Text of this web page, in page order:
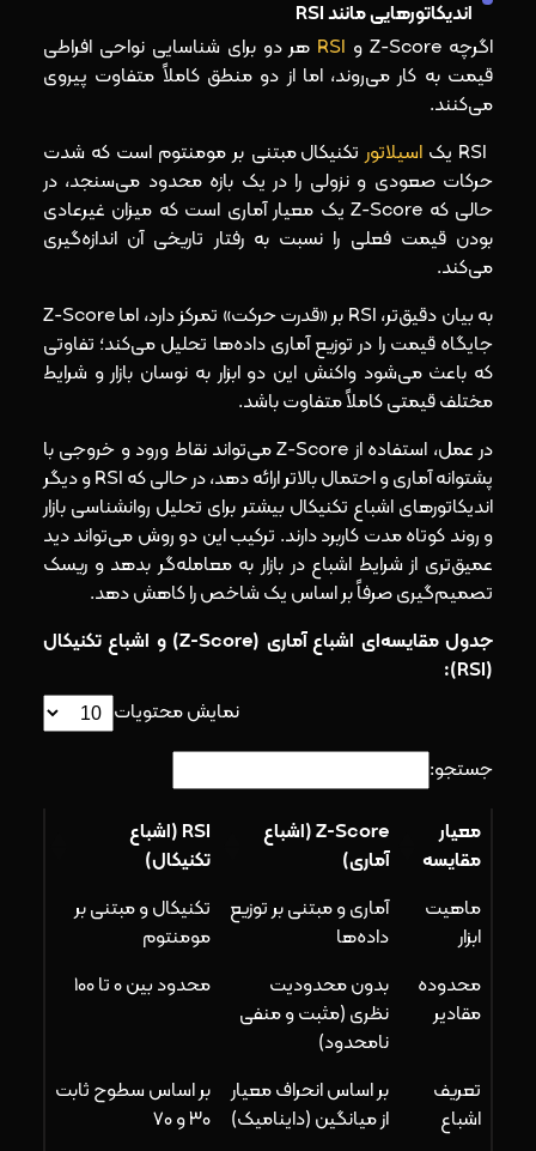
اندیکاتورهایی مانند RSI
اگرچه Z-Score و
RSI هر دو برای شناسایی نواحی افراطی
قیمت به کار می‌روند، اما از دو منطق کاملاً متفاوت پیروی
می‌کنند.
اسیلاتور تکنیکال مبتنی بر مومنتوم است که شدت
حرکات صعودی و نزولی را در یک بازه محدود می‌سنجد، در
حالی که Z-Score یک معیار آماری است که میزان غیرعادی
بودن قیمت فعلی را نسبت به رفتار تاریخی آن اندازه‌گیری
می‌کند.
به بیان دقیق‌تر، RSI بر «قدرت حرکت» تمرکز دارد، اما Z-Score
جایگاه قیمت را در توزیع آماری داده‌ها تحلیل می‌کند؛ تفاوتی
که باعث می‌شود واکنش این دو ابزار به نوسان بازار و شرایط
مختلف قیمتی کاملاً متفاوت باشد.
در عمل، استفاده از Z-Score می‌تواند نقاط ورود و خروجی با
پشتوانه آماری و احتمال بالاتر ارائه دهد، در حالی که RSI و دیگر
اندیکاتورهای اشباع تکنیکال بیشتر برای تحلیل روانشناسی بازار
و روند کوتاه‌ مدت کاربرد دارند. ترکیب این دو روش می‌تواند دید
عمیق‌تری از شرایط اشباع در بازار به معامله‌گر بدهد و ریسک
تصمیم‌گیری صرفاً بر اساس یک شاخص را کاهش دهد.
جدول مقایسه‌ای اشباع آماری (Z-Score) و اشباع تکنیکال
(RSI):
نمایش محتویات
جستجو:
معیار
مقایسه
Z-Score (اشباع
آماری)
RSI (اشباع
تکنیکال)
ماهیت
ابزار
آماری و مبتنی بر توزیع
داده‌ها
تکنیکال و مبتنی بر
مومنتوم
محدوده
مقادیر
بدون محدودیت
نظری (مثبت و منفی
نامحدود)
محدود بین ۰ تا ۱۰۰
تعریف
اشباع
بر اساس انحراف معیار
از میانگین (داینامیک)
بر اساس سطوح ثابت
۳۰ و ۷۰